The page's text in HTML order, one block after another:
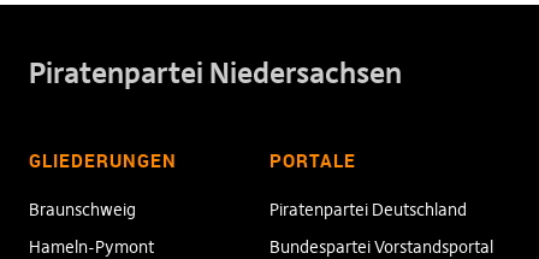
Piratenpartei Niedersachsen
GLIEDERUNGEN
Braunschweig
Hameln-Pymont
PORTALE
Piratenpartei Deutschland
Bundespartei Vorstandsportal